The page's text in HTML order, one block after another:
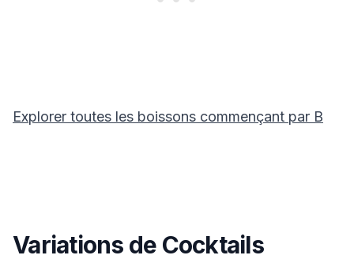
Explorer toutes les boissons commençant par B
Variations de Cocktails